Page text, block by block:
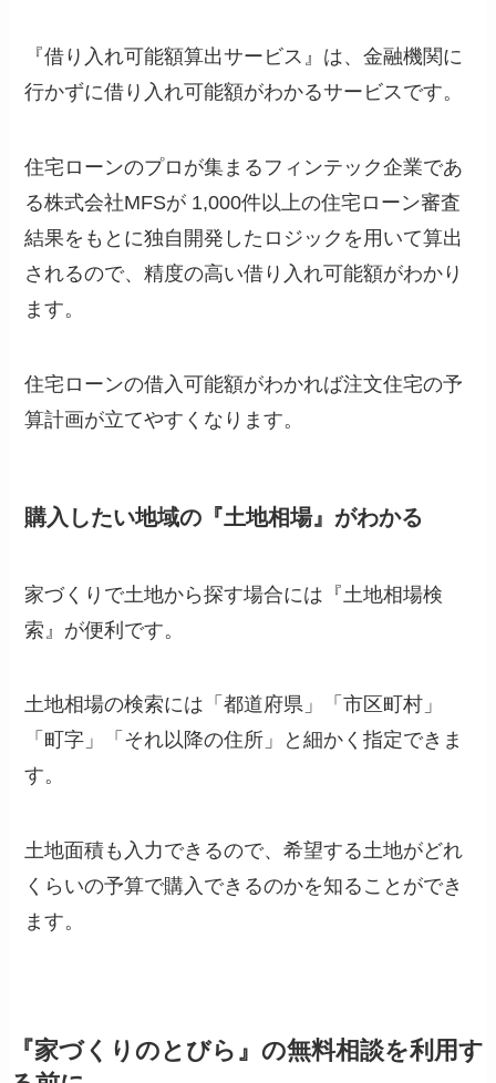
『借り入れ可能額算出サービス』は、金融機関に
行かずに借り入れ可能額がわかるサービスです。
住宅ローンのプロが集まるフィンテック企業であ
る株式会社MFSが 1,000件以上の住宅ローン審査
結果をもとに独自開発したロジックを用いて算出
されるので、精度の高い借り入れ可能額がわかり
ます。
住宅ローンの借入可能額がわかれば注文住宅の予
算計画が立てやすくなります。
購入したい地域の『土地相場』がわかる
家づくりで土地から探す場合には『土地相場検
索』が便利です。
土地相場の検索には「都道府県」「市区町村」
「町字」「それ以降の住所」と細かく指定できま
す。
土地面積も入力できるので、希望する土地がどれ
くらいの予算で購入できるのかを知ることができ
ます。
『家づくりのとびら』の無料相談を利用す